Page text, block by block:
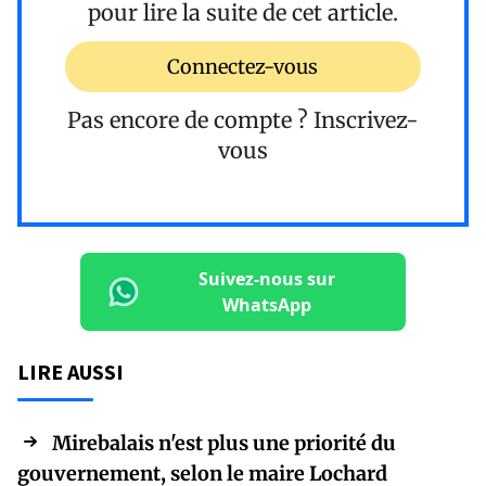
pour lire la suite de cet article.
Connectez-vous
Pas encore de compte ? Inscrivez-
vous
Suivez-nous sur
WhatsApp
LIRE AUSSI
Mirebalais n'est plus une priorité du
gouvernement, selon le maire Lochard